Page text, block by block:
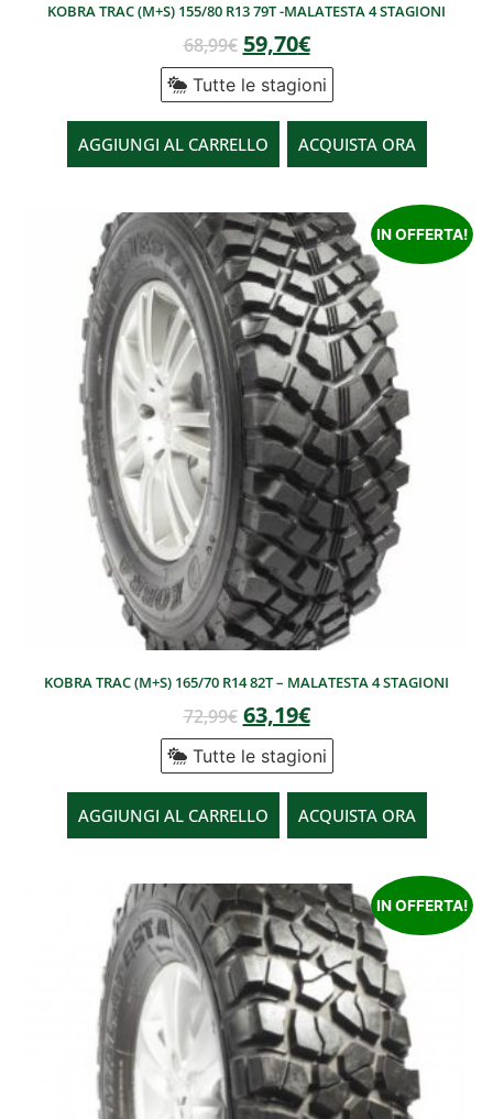
KOBRA TRAC (M+S) 155/80 R13 79T -MALATESTA 4 STAGIONI
68,99€ 59,70€
Tutte le stagioni
AGGIUNGI AL CARRELLO ACQUISTA ORA
IN OFFERTA!
KOBRA TRAC (M+S) 165/70 R14 82T – MALATESTA 4 STAGIONI
72,99€ 63,19€
Tutte le stagioni
AGGIUNGI AL CARRELLO ACQUISTA ORA
IN OFFERTA!